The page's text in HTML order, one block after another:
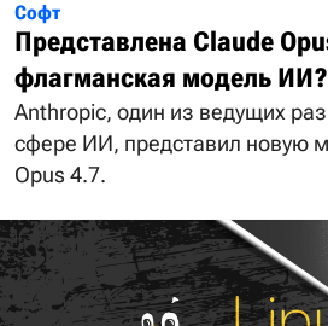
Софт
Представлена Claude
флагманская модель ИИ?
Anthropic, один из ведущих
сфере ИИ, представил новую
Opus 4.7.